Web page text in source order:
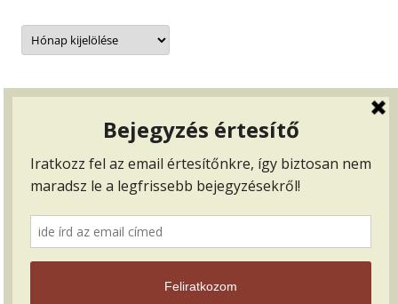
Archívum
Bejegyzések hírcsatorna
Hozzászólások hírcsatorna
WordPress Magyarország